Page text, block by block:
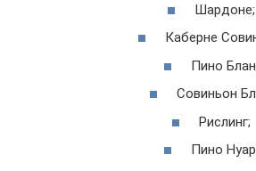
Шардоне;
Каберне
Пино
Совиньон
Рислинг;
Пино